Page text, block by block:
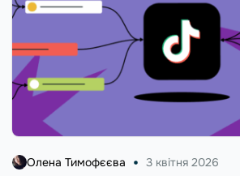
Олена Тимофєєва 3 квітня 2026